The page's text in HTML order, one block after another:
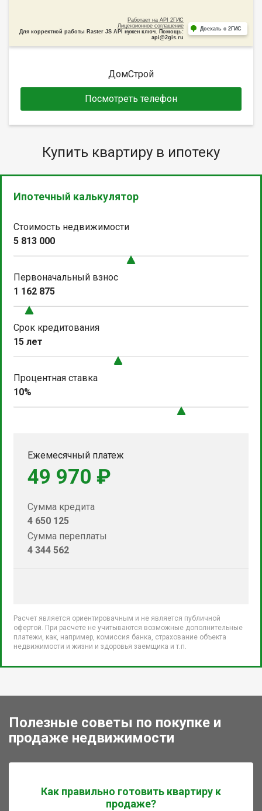
Работает на API 2ГИС
Лицензионное соглашение
Для корректной работы Raster JS API нужен ключ. Помощь:
api@2gis.ru
Доехать с 2ГИС
ДомСтрой
Посмотреть телефон
Купить квартиру в ипотеку
Ипотечный калькулятор
Стоимость недвижимости
5 813 000
Первоначальный взнос
1 162 875
Срок кредитования
15 лет
Процентная ставка
10%
Ежемесячный платеж
49 970 ₽
Сумма кредита
4 650 125
Сумма переплаты
4 344 562
Расчет является ориентировачным и не является публичной
офертой. При расчете не учитываются возможные дополнительные
платежи, как, например, комиссия банка, страхование объекта
недвижимости и жизни и здоровья заемщика и т.п.
Полезные советы по покупке и
продаже недвижимости
Как правильно готовить квартиру к
продаже?